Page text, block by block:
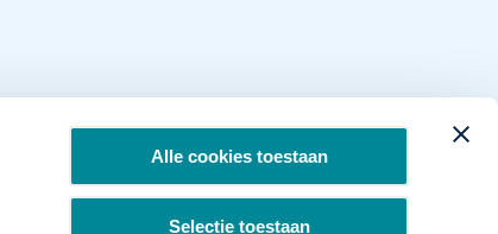
Alle cookies toestaan
Selectie toestaan